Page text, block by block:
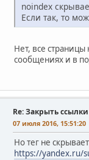
noindex
Если так, то
Нет, все
сообщениях и в
Re: Закрыть
07 июля 2016, 15:51:20
Но тег не
https://yandex.ru/